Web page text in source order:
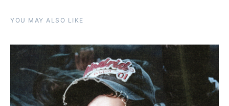
YOU MAY ALSO LIKE